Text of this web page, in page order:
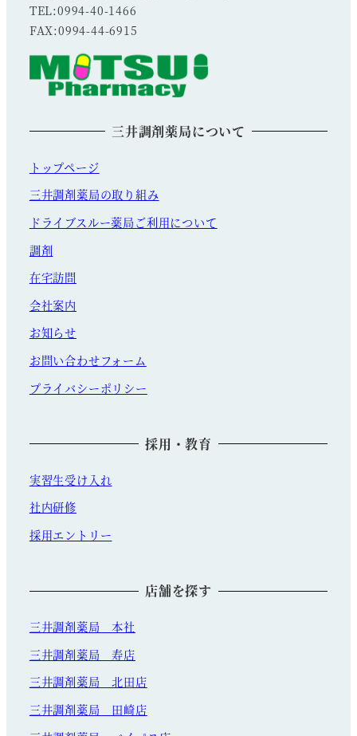
TEL:0994-40-1466
FAX:0994-44-6915
三井調剤薬局について
トップページ
三井調剤薬局の取り組み
ドライブスルー薬局ご利用について
調剤
在宅訪問
会社案内
お知らせ
お問い合わせフォーム
プライバシーポリシー
採用・教育
実習生受け入れ
社内研修
採用エントリー
店舗を探す
三井調剤薬局 本社
三井調剤薬局 寿店
三井調剤薬局 北田店
三井調剤薬局 田崎店